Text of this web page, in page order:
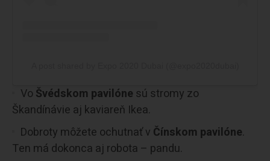
Vo Švédskom pavilóne sú stromy zo
Škandínávie aj kaviareň Ikea.
Dobroty môžete ochutnať v Čínskom pavilóne.
Ten má dokonca aj robota – pandu.